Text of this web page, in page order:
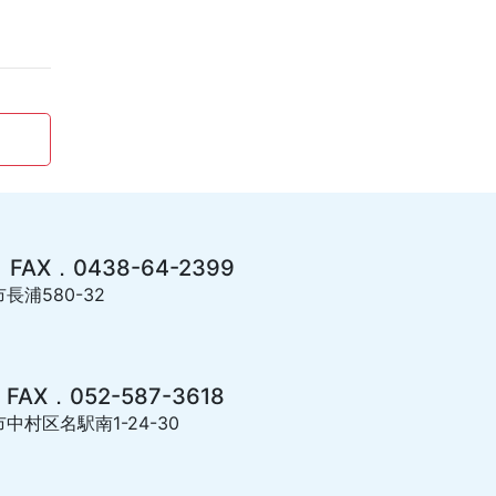
．0438-64-2399
長浦580-32
．052-587-3618
村区名駅南1-24-30